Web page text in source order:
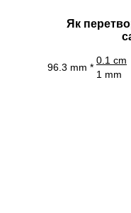
Як
96.3 mm *
0.1 cm
1 mm